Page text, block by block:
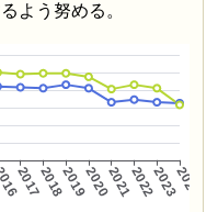
よう努める。